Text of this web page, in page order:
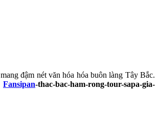
mang đậm nét văn hóa hóa buôn làng Tây Bắc.
Fansipan-thac-bac-ham-rong-tour-sapa-gia-